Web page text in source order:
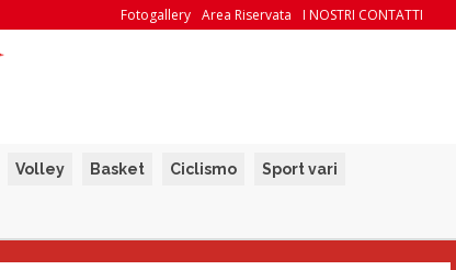
I NOSTRI CONTATTI
Area Riservata
Fotogallery
Volley Basket Ciclismo Sport vari